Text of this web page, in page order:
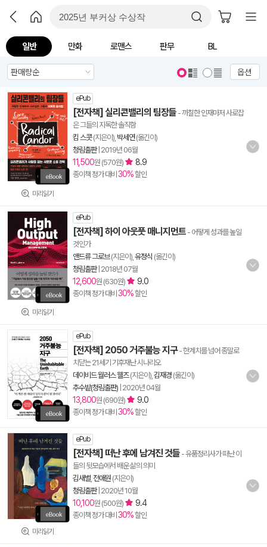
일반 만화 로맨스 판무 BL
옵션
미리읽기
ePub
[전자책] 실리콘밸리의 팀장들 - 까칠한 인재마저 사로잡
은 그들의 지독한 솔직함
킴 스콧(지은이), 박세연(옮긴이)
청림출판| 2019년 06월
11,500원 (570원) 8.9
종이책 정가 대비 30%할인
미리읽기
ePub
[전자책] 하이 아웃풋 매니지먼트 - 어떻게 성과를 높일
것인가
앤드류 그로브(지은이), 유정식 (옮긴이)
청림출판| 2018년 07월
12,600원 (630원) 9.0
종이책 정가 대비 30%할인
ePub
[전자책] 2050 거주불능 지구- 한계치를 넘어 종말로
치닫는 21세기 기후재난 시나리오
데이비드 월러스 웰즈(지은이), 김재경 (옮긴이)
추수밭(청림출판) 2020년 04월
13,800원 (690원) 9.0
종이책 정가 대비 30%할인
미리읽기
ePub
[전자책] 떠난 후에 남겨진 것들 - 유품정리사가 떠난 이
들의 뒷모습에서 배운 삶의 의미
김새별 전애원 (지은이)
청림출판| 2020년 10월
10,100원 (500원) 9.4
종이책 정가 대비 30%할인